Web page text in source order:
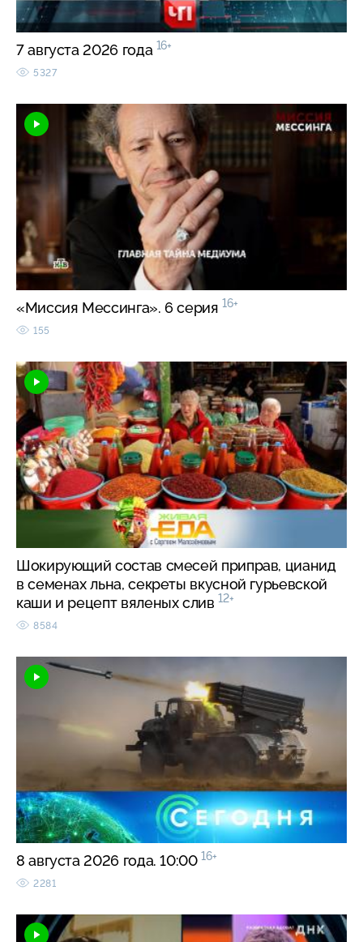
7 августа 2026 года 16+
5327
«Миссия Мессинга». 6 серия 16+
155
Шокирующий состав смесей приправ, цианид
в семенах льна, секреты вкусной гурьевской
каши и рецепт вяленых слив 12+
8584
8 августа 2026 года. 10:00 16+
2281